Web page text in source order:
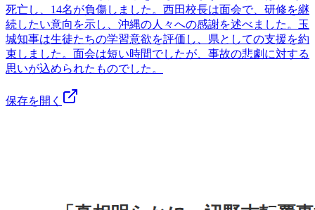
死亡し、14名が負傷しました。西田校長は面会で、研修を継
続したい意向を示し、沖縄の人々への感謝を述べました。玉
城知事は生徒たちの学習意欲を評価し、県としての支援を約
束しました。面会は短い時間でしたが、事故の悲劇に対する
思いが込められたものでした。
保存を開く